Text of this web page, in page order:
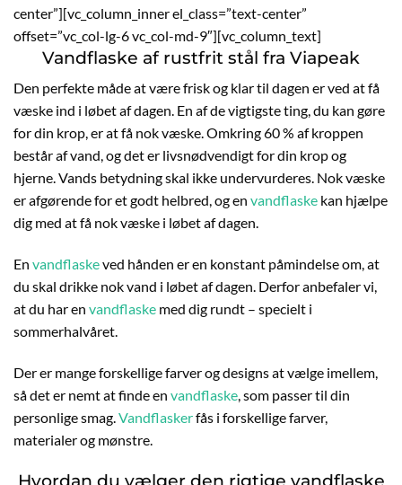
center”][vc_column_inner el_class=”text-center”
offset=”vc_col-lg-6 vc_col-md-9″][vc_column_text]
Vandflaske af rustfrit stål fra Viapeak
Den perfekte måde at være frisk og klar til dagen er ved at få
væske ind i løbet af dagen. En af de vigtigste ting, du kan gøre
for din krop, er at få nok væske. Omkring 60 % af kroppen
består af vand, og det er livsnødvendigt for din krop og
hjerne. Vands betydning skal ikke undervurderes. Nok væske
er afgørende for et godt helbred, og en vandflaske kan hjælpe
dig med at få nok væske i løbet af dagen.
En vandflaskeved hånden er en konstant påmindelse om, at
du skal drikke nok vand i løbet af dagen. Derfor anbefaler vi,
at du har en vandflaske med dig rundt – specielt i
sommerhalvåret.
Der er mange forskellige farver og designs at vælge imellem,
så det er nemt at finde en vandflaske, som passer til din
personlige smag.Vandflaskerfås i forskellige farver,
materialer og mønstre.
Hvordan du vælger den rigtige vandflaske